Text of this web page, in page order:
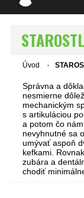
Úvod
Správna a
nesmierne
mechanickým
s artikuláciou
a potom čo
nevyhnutné sa
umývať aspoň
kefkami.
zubára a
chodiť